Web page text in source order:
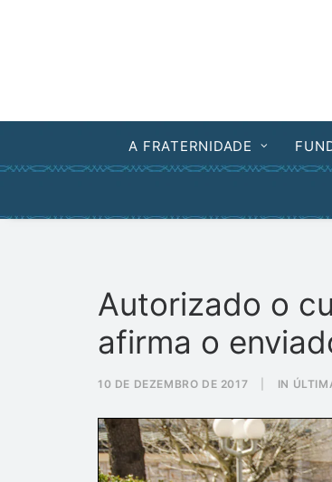
A FRATERNIDADE
Autorizado o
afirma o
10 DE DEZEMBRO DE 2017 IN